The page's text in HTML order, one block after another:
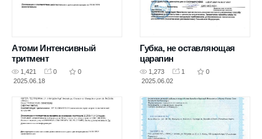
Атоми Интенсивный
тритмент
1,421 0
0
2025.06.18
Губка, не оставляющая
царапин
1,273 1
0
2025.06.02